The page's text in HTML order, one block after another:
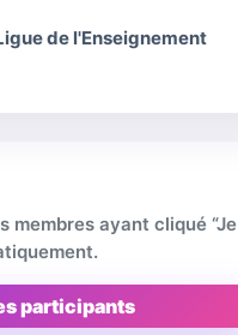
de l'Enseignement
membres ayant cliqué “Je
participants